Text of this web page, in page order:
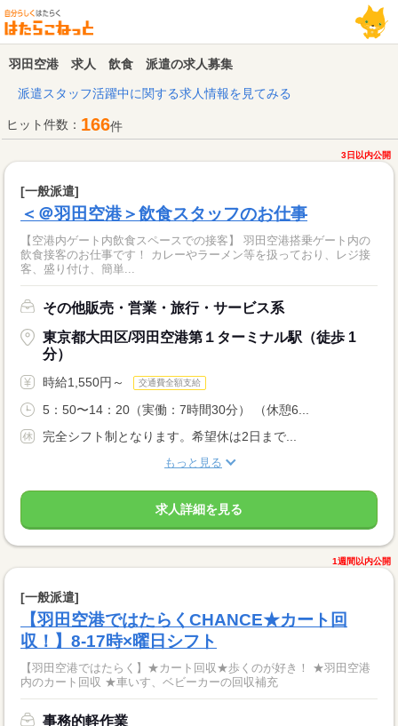
羽田空港 求人 飲食 派遣の求人募集
派遣スタッフ活躍中に関する求人情報を見てみる
ヒット件数： 166件
3日以内公開
[一般派遣]
＜＠羽田空港＞飲食スタッフのお仕事
【空港内ゲート内飲食スペースでの接客】 羽田空港搭乗ゲート内の
飲食接客のお仕事です！ カレーやラーメン等を扱っており、レジ接
客、盛り付け、簡単...
その他販売・営業・旅行・サービス系
東京都大田区/羽田空港第１ターミナル駅（徒歩 1
分）
時給1,550円～ 交通費全額支給
5：50〜14：20（実働：7時間30分） （休憩6...
完全シフト制となります。希望休は2日まで...
もっと見る
求人詳細を見る
1週間以内公開
[一般派遣]
【羽田空港ではたらくCHANCE★カート回
収！】8-17時×曜日シフト
【羽田空港ではたらく】★カート回収★歩くのが好き！ ★羽田空港
内のカート回収 ★車いす、ベビーカーの回収補充
事務的軽作業